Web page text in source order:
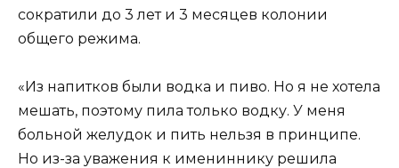
сократили до 3 лет и 3 месяцев колонии
общего режима.
«Из напитков были водка и пиво. Но я не хотела
мешать, поэтому пила только водку. У меня
больной желудок и пить нельзя в принципе.
Но из-за уважения к имениннику решила